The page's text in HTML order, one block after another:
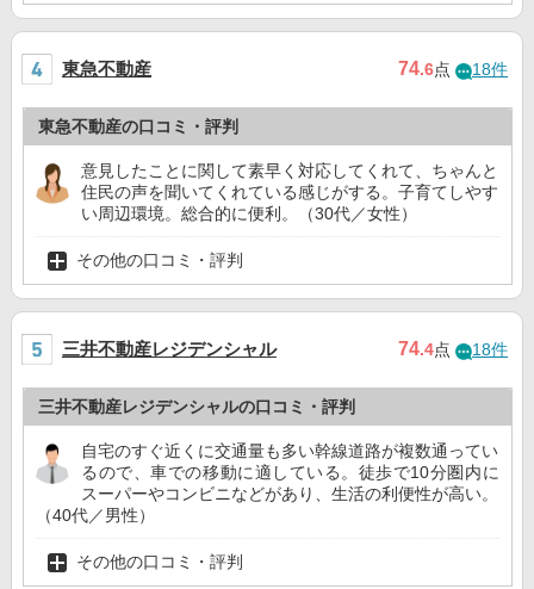
東急不動産 74.6点 18件
東急不動産の口コミ・評判
意見したことに関して素早く対応してくれて、ちゃんと
住民の声を聞いてくれている感じがする。子育てしやす
い周辺環境。総合的に便利。（30代／女性）
その他の口コミ・評判
三井不動産レジデンシャル 74.4点 18件
三井不動産レジデンシャルの口コミ・評判
自宅のすぐ近くに交通量も多い幹線道路が複数通ってい
るので、車での移動に適している。徒歩で10分圏内に
スーパーやコンビニなどがあり、生活の利便性が高い。
（40代／男性）
その他の口コミ・評判